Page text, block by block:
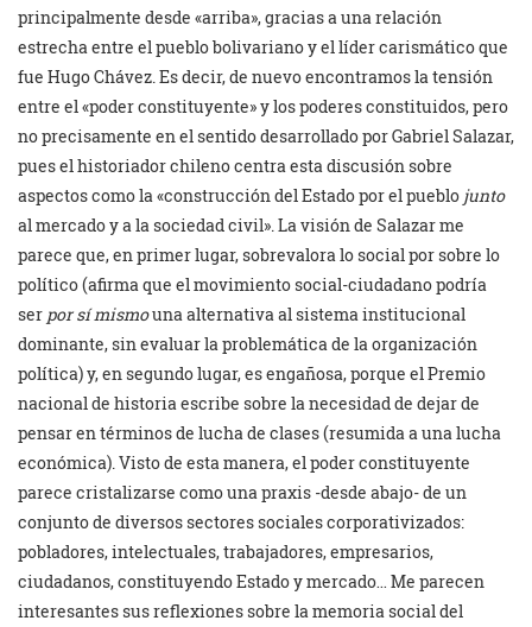
principalmente desde «arriba», gracias a una relación
estrecha entre el pueblo bolivariano y el líder carismático que
fue Hugo Chávez. Es decir, de nuevo encontramos la tensión
entre el «poder constituyente» y los poderes constituidos, pero
no precisamente en el sentido desarrollado por Gabriel Salazar,
pues el historiador chileno centra esta discusión sobre
aspectos como la «construcción del Estado por el pueblo junto
al mercado y a la sociedad civil». La visión de Salazar me
parece que, en primer lugar, sobrevalora lo social por sobre lo
político (afirma que el movimiento social-ciudadano podría
ser por sí mismouna alternativa al sistema institucional
dominante, sin evaluar la problemática de la organización
política) y, en segundo lugar, es engañosa, porque el Premio
nacional de historia escribe sobre la necesidad de dejar de
pensar en términos de lucha de clases (resumida a una lucha
económica). Visto de esta manera, el poder constituyente
parece cristalizarse como una praxis -desde abajo- de un
conjunto de diversos sectores sociales corporativizados:
pobladores, intelectuales, trabajadores, empresarios,
ciudadanos, constituyendo Estado y mercado… Me parecen
interesantes sus reflexiones sobre la memoria social del